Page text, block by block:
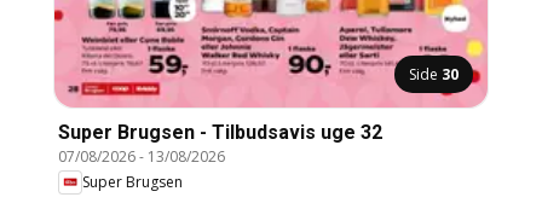
Side 30
Super Brugsen - Tilbudsavis uge 32
07/08/2026- 13/08/2026
Super Brugsen